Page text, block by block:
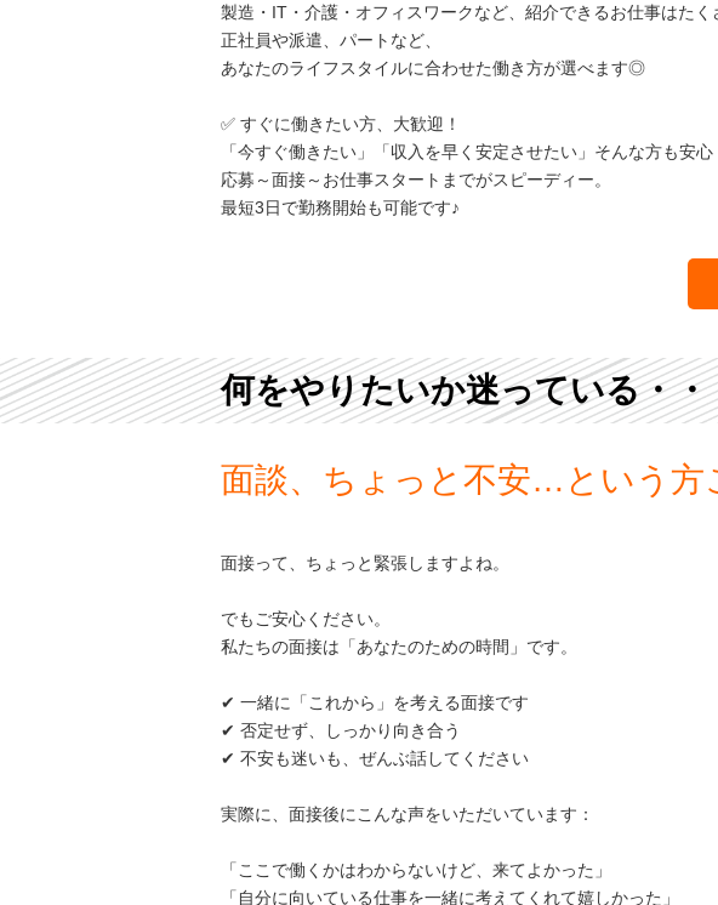
製造・IT・介護・オフィスワークなど、紹介できるお仕事はたく
正社員や派遣、パートなど、
あなたのライフスタイルに合わせた働き方が選べます◎
✅ すぐに働きたい方、大歓迎！
「今すぐ働きたい」「収入を早く安定させたい」そんな方も安心
応募～面接～お仕事スタートまでがスピーディー。
最短3日で勤務開始も可能です♪
何をやりたいか迷っている・
面談、ちょっと不安…という方
面接って、ちょっと緊張しますよね。
でもご安心ください。
私たちの面接は「あなたのための時間」です。
✔ 一緒に「これから」を考える面接です
✔ 否定せず、しっかり向き合う
✔ 不安も迷いも、ぜんぶ話してください
実際に、面接後にこんな声をいただいています：
「ここで働くかはわからないけど、来てよかった」
「自分に向いている仕事を一緒に考えてくれて嬉しかった」